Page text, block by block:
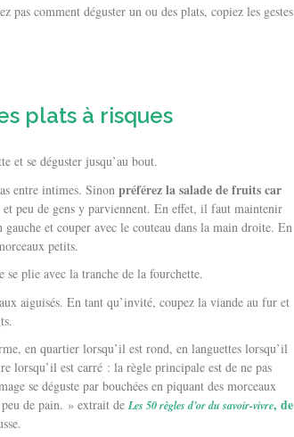
pas comment déguster un ou des plats, copiez les gestes
plats à risques
et se déguster jusqu’au bout.
entre intimes. Sinon préférez la salade de fruits car
et peu de gens y parviennent. En effet, il faut maintenir
et couper avec le couteau dans la main droite. En
petits.
se plie avec la tranche de la fourchette.
aiguisés. En tant qu’invité, coupez la viande au fur et
en quartier lorsqu’il est rond, en languettes lorsqu’il
lorsqu’il est carré : la règle principale est de ne pas
se déguste par bouchées en piquant des morceaux
de pain. » extrait de Les 50 règles d’or du savoir-vivre, de